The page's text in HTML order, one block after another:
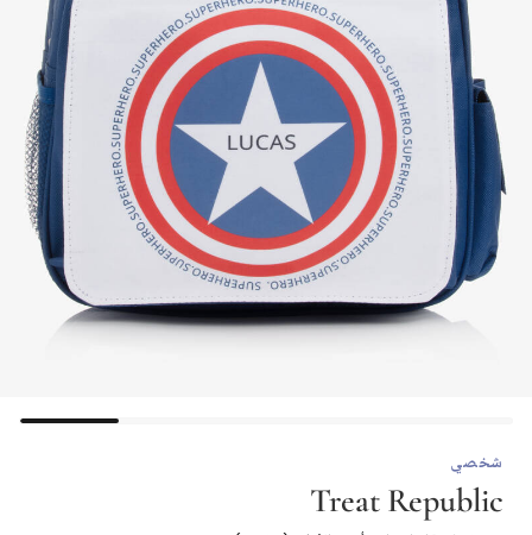
شخصي
Treat Republic